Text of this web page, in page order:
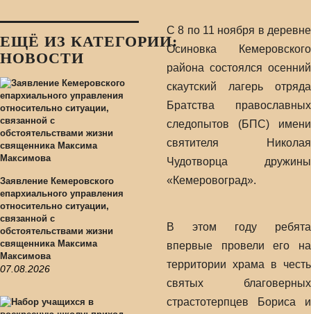
ЕЩЁ ИЗ КАТЕГОРИИ:
НОВОСТИ
Заявление Кемеровского
епархиального управления
относительно ситуации,
связанной с
обстоятельствами жизни
священника Максима
Максимова
07.08.2026
С 8 по 11 ноября в деревне
Осиновка Кемеровского
района состоялся осенний
скаутский лагерь отряда
Братства православных
следопытов (БПС) имени
святителя Николая
Чудотворца дружины
«Кемеровоград».
В этом году ребята
впервые провели его на
территории храма в честь
святых благоверных
страстотерпцев Бориса и